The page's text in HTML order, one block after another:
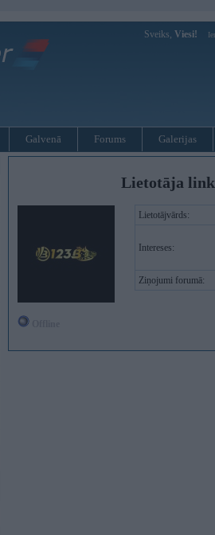
Sveiks, Viesi!
Galvenā Forums Galerijas
Lietotāja
Lietotājvārds:
Intereses:
Ziņojumi forumā: